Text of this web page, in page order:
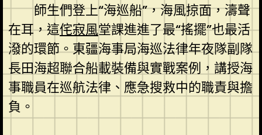
師生們登上“海巡船”，海風掠面，濤聲
在耳，這侘寂風堂課進進了最“搖擺”也最活
潑的環節。東疆海事局海巡法律年夜隊副隊
長田海超聯合船載裝備與實戰案例，講授海
事職員在巡航法律、應急搜救中的職責與擔
負。